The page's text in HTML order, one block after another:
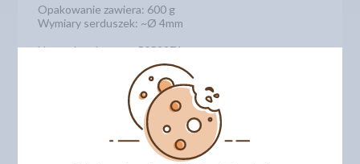
Opakowanie zawiera: 600 g
Wymiary serduszek: ~Ø 4mm
Numer katalogowy: 5052871
DODAJ SWOJĄ OPINIĘ
REKOMENDACJE
PRODUKTY PODOBNE